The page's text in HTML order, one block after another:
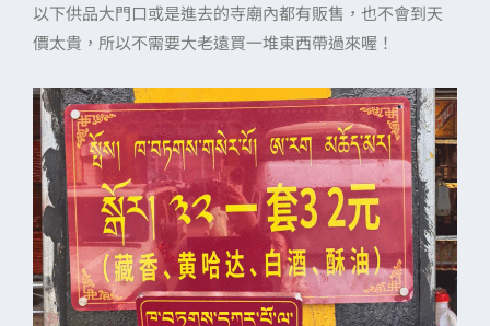
以下供品大門口或是進去的寺廟內都有販售，也不會到天
價太貴，所以不需要大老遠買一堆東西帶過來喔！